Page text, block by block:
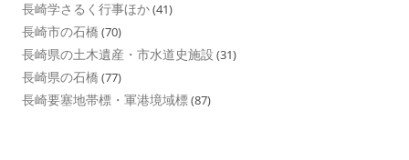
長崎学さるく行事ほか(41)
長崎市の石橋 (70)
長崎県の土木遺産・市水道史施設 (31)
長崎県の石橋 (77)
長崎要塞地帯標・軍港境域標(87)